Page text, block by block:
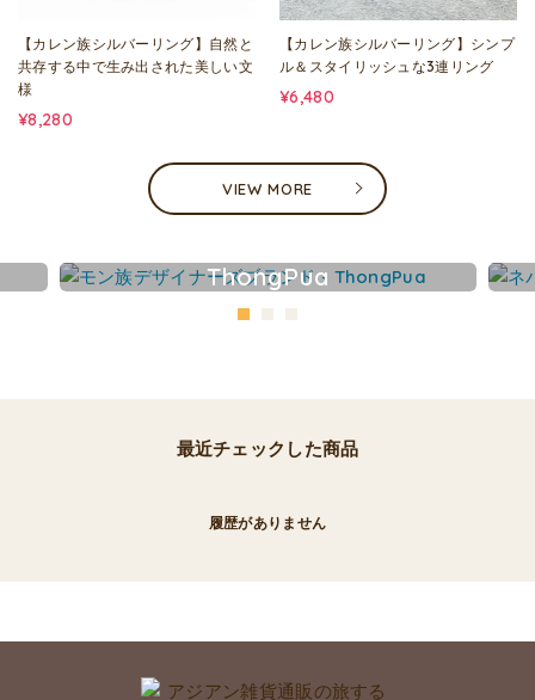
【カレン族シルバーリング】自然と
共存する中で生み出された美しい文
様
¥8,280
【カレン族シルバーリング】シンプ
ル＆スタイリッシュな3連リング
¥6,480
VIEW MORE
ThongPua
最近チェックした商品
履歴がありません